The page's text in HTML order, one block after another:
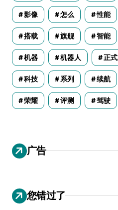
影像 怎么 性能
搭载 旗舰 智能
机器 机器人 正式
科技 系列 续航
荣耀 评测 驾驶
广告
您错过了